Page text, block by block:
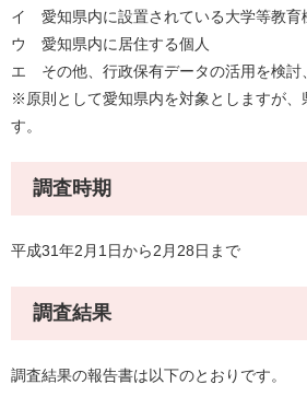
イ 愛知県内に設置されている大学等教育
ウ 愛知県内に居住する個人
エ その他、行政保有データの活用を検討
※原則として愛知県内を対象としますが、
す。
調査時期
平成31年2月1日から2月28日まで
調査結果
調査結果の報告書は以下のとおりです。